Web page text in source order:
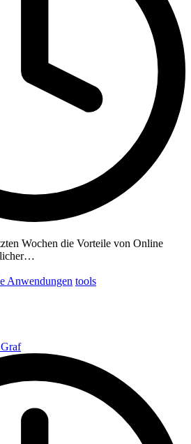
Wochen die Vorteile von Online
Anwendungen tools